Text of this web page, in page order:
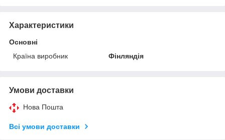
Характеристики
Основні
Країна виробник
Фінляндія
Умови доставки
Нова Пошта
Всі умови доставки